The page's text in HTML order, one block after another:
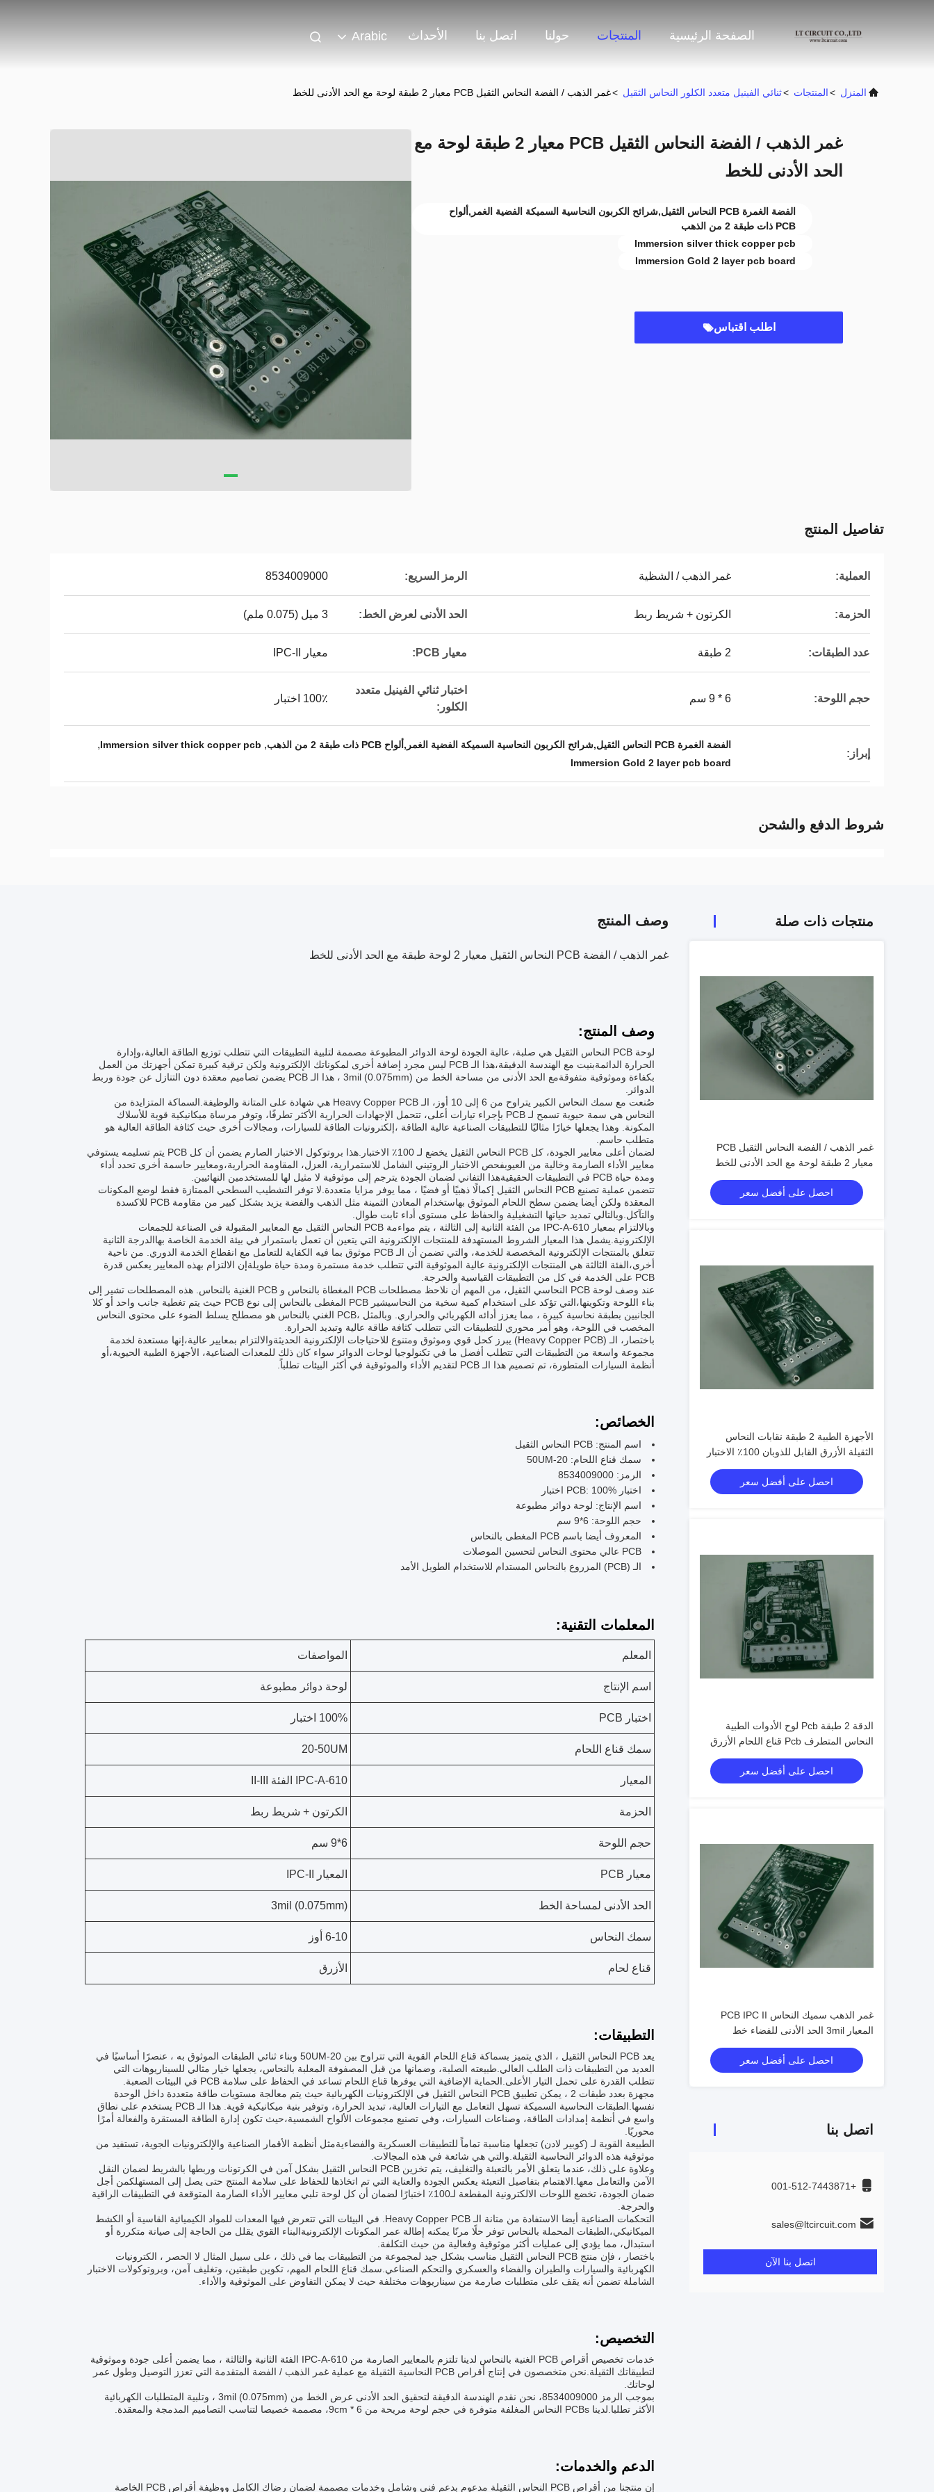
الصفحة الرئيسية المنتجات حولنا اتصل بنا الأحداث Arabic
المنزل >المنتجات >ثنائي الفينيل متعدد الكلور النحاس الثقيل >غمر الذهب / الفضة النحاس الثقيل PCB معيار 2 طبقة لوحة مع الحد الأدنى للخط
غمر الذهب / الفضة النحاس الثقيل PCB معيار 2 طبقة لوحة مع
الحد الأدنى للخط
الفضة الغمرة PCB النحاس الثقيل,شرائح الكربون النحاسية السميكة الفضية الغمر,ألواح
PCB ذات طبقة 2 من الذهب
Immersion silver thick copper pcb
Immersion Gold 2 layer pcb board
اطلب اقتباس
تفاصيل المنتج
العملية: غمر الذهب / الشظية الرمز السريع: 8534009000
الحزمة: الكرتون + شريط ربط الحد الأدنى لعرض الخط: 3 ميل (0.075 ملم)
عدد الطبقات: 2 طبقة معيار PCB: معيار IPC-II
حجم اللوحة: 6 * 9 سم
اختبار ثنائي الفينيل متعدد
الكلور:
100٪ اختبار
إبراز:
الفضة الغمرة PCB النحاس الثقيل,شرائح الكربون النحاسية السميكة الفضية الغمر,ألواح PCB ذات طبقة 2 من الذهب ,
Immersion silver thick copper pcb
,
Immersion Gold 2 layer pcb board
شروط الدفع والشحن
منتجات ذات صلة
غمر الذهب / الفضة النحاس الثقيل PCB
معيار 2 طبقة لوحة مع الحد الأدنى للخط
احصل على أفضل سعر
الأجهزة الطبية 2 طبقة نقابات النحاس
الثقيلة الأزرق القابل للذوبان 100٪ الاختبار
احصل على أفضل سعر
الدقة 2 طبقة Pcb لوح الأدوات الطبية
النحاس المتطرف Pcb قناع اللحام الأزرق
احصل على أفضل سعر
غمر الذهب سميك النحاس PCB IPC II
المعيار 3mil الحد الأدنى للفضاء خط
احصل على أفضل سعر
اتصل بنا
+001-512-7443871
sales@ltcircuit.com
اتصل بنا الآن
وصف المنتج
غمر الذهب / الفضة PCB النحاس الثقيل معيار 2 لوحة طبقة مع الحد الأدنى للخط
وصف المنتج:
لوحة PCB النحاس الثقيل هي صلبة، عالية الجودة لوحة الدوائر المطبوعة مصممة لتلبية التطبيقات التي تتطلب توزيع الطاقة العالية،وإدارة
الحرارة الدائمةبنيت مع الهندسة الدقيقة،هذا الـ PCB ليس مجرد إضافة أخرى لمكوناتك الإلكترونية ولكن ترقية كبيرة تمكن أجهزتك من العمل
بكفاءة وموثوقية متفوقةمع الحد الأدنى من مساحة الخط من 3mil (0.075mm) ، هذا الـ PCB يضمن تصاميم معقدة دون التنازل عن جودة وربط
الدوائر.
صُنعت مع سمك النحاس الكبير يتراوح من 6 إلى 10 أوز، الـ Heavy Copper PCB هي شهادة على المتانة والوظيفة.السماكة المتزايدة من
النحاس هي سمة حيوية تسمح لـ PCB بإجراء تيارات أعلى، تتحمل الإجهادات الحرارية الأكثر تطرفًا، وتوفر مرساة ميكانيكية قوية للأسلاك
المكونة. وهذا يجعلها خيارًا مثاليًا للتطبيقات الصناعية عالية الطاقة ،إلكترونيات الطاقة للسيارات، ومجالات أخرى حيث كثافة الطاقة العالية هو
متطلب حاسم.
لضمان أعلى معايير الجودة، كل PCB النحاس الثقيل يخضع لـ 100٪ الاختبار.هذا بروتوكول الاختبار الصارم يضمن أن كل PCB يتم تسليمه يستوفي
معايير الأداء الصارمة وخالية من العيوبفحص الاختبار الروتيني الشامل للاستمرارية، العزل، المقاومة الحرارية،ومعايير حاسمة أخرى تحدد أداء
ومدة حياة PCB في التطبيقات الحقيقيةهذا التفاني لضمان الجودة يترجم إلى موثوقية لا مثيل لها للمستخدمين النهائيين.
تتضمن عملية تصنيع PCB النحاس الثقيل إكمالًا ذهبيًا أو فضيًا ، مما يوفر مزايا متعددة.لا توفر التشطيب السطحي الممتازة فقط لوضع المكونات
المعقدة ولكن أيضا يضمن سطح اللحام الموثوق بهاستخدام المعادن الثمينة مثل الذهب والفضة يزيد بشكل كبير من مقاومة PCB للاكسدة
والتآكل.وبالتالي تمديد حياتها التشغيلية والحفاظ على مستوى أداء ثابت طوال.
وبالالتزام بمعيار IPC-A-610 من الفئة الثانية إلى الثالثة ، يتم مواءمة PCB النحاس الثقيل مع المعايير المقبولة في الصناعة للجمعات
الإلكترونية.يشمل هذا المعيار الشروط المستهدفة للمنتجات الإلكترونية التي يتعين أن تعمل باستمرار في بيئة الخدمة الخاصة بهاالدرجة الثانية
تتعلق بالمنتجات الإلكترونية المخصصة للخدمة، والتي تضمن أن الـ PCB موثوق بما فيه الكفاية للتعامل مع انقطاع الخدمة الدوري. من ناحية
أخرى،الفئة الثالثة هي المنتجات الإلكترونية عالية الموثوقية التي تتطلب خدمة مستمرة ومدة حياة طويلةإن الالتزام بهذه المعايير يعكس قدرة
PCB على الخدمة في كل من التطبيقات القياسية والحرجة.
عند وصف لوحة PCB النحاسي الثقيل، من المهم أن نلاحظ مصطلحات PCB المغطاة بالنحاس و PCB الغنية بالنحاس. هذه المصطلحات تشير إلى
بناء اللوحة وتكوينها،التي تؤكد على استخدام كمية سخية من النحاسيشير PCB المغطى بالنحاس إلى نوع PCB حيث يتم تغطية جانب واحد أو كلا
الجانبين بطبقة نحاسية كبيرة ، مما يعزز أدائه الكهربائي والحراري. وبالمثل ،PCB الغني بالنحاس هو مصطلح يسلط الضوء على محتوى النحاس
المخصب في اللوحة، وهو أمر محوري للتطبيقات التي تتطلب كثافة طاقة عالية وتبديد الحرارة.
باختصار، الـ (Heavy Copper PCB) يبرز كحل قوي وموثوق ومتنوع للاحتياجات الإلكترونية الحديثةوالالتزام بمعايير عالية،إنها مستعدة لخدمة
مجموعة واسعة من التطبيقات التي تتطلب أفضل ما في تكنولوجيا لوحات الدوائر سواء كان ذلك للمعدات الصناعية، الأجهزة الطبية الحيوية،أو
أنظمة السيارات المتطورة، تم تصميم هذا الـ PCB لتقديم الأداء والموثوقية في أكثر البيئات تطلباً.
الخصائص:
اسم المنتج: PCB النحاس الثقيل
سمك قناع اللحام: 20-50UM
الرمز: 8534009000
اختبار PCB: 100% اختبار
اسم الإنتاج: لوحة دوائر مطبوعة
حجم اللوحة: 6*9 سم
المعروف أيضا باسم PCB المغطى بالنحاس
PCB عالي محتوى النحاس لتحسين الموصلات
الـ (PCB) المزروع بالنحاس المستدام للاستخدام الطويل الأمد
المعلمات التقنية:
المعلم المواصفات
اسم الإنتاج لوحة دوائر مطبوعة
اختبار PCB 100% اختبار
سمك قناع اللحام 20-50UM
المعيار IPC-A-610 الفئة II-III
الحزمة الكرتون + شريط ربط
حجم اللوحة 6*9 سم
معيار PCB المعيار IPC-II
الحد الأدنى لمساحة الخط 3mil (0.075mm)
سمك النحاس 6-10 أوز
قناع لحام الأزرق
التطبيقات:
يعد PCB النحاس الثقيل ، الذي يتميز بسماكة قناع اللحام القوية التي تتراوح بين 20-50UM وبناء ثنائي الطبقات الموثوق به ، عنصرًا أساسيًا في
العديد من التطبيقات ذات الطلب العالي.طبيعته الصلبة، وضمانها من قبل المصفوفة المعلبة بالنحاس، يجعلها خيار مثالي للسيناريوهات التي
تتطلب القدرة على تحمل التيار الأعلى.الحماية الإضافية التي يوفرها قناع اللحام تساعد في الحفاظ على سلامة PCB في البيئات الصعبة.
مجهزة بعدد طبقات 2 ، يمكن تطبيق PCB النحاس الثقيل في الإلكترونيات الكهربائية حيث يتم معالجة مستويات طاقة متعددة داخل الوحدة
نفسها.الطبقات النحاسية السميكة تسهل التعامل مع التيارات العالية، تبديد الحرارة، وتوفير بنية ميكانيكية قوية. هذا الـ PCB يستخدم على نطاق
واسع في أنظمة إمدادات الطاقة، وصناعات السيارات، وفي تصنيع مجموعات الألواح الشمسية،حيث تكون إدارة الطاقة المستقرة والفعالة أمرًا
محوريًا.
الطبيعة القوية لـ (كوبير لادن) تجعلها مناسبة تماماً للتطبيقات العسكرية والفضاءيةمثل أنظمة الأقمار الصناعية والإلكترونيات الجوية، تستفيد من
موثوقية هذه الدوائر النحاسية الثقيلة.والتي هي شائعة في هذه المجالات.
وعلاوة على ذلك، عندما يتعلق الأمر بالتعبئة والتغليف، يتم تخزين PCB النحاس الثقيل بشكل آمن في الكرتونات وربطها بالشريط لضمان النقل
الآمن والتعامل معها.الاهتمام بتفاصيل التعبئة يعكس الجودة والعناية التي تم اتخاذها للحفاظ على سلامة المنتج حتى يصل إلى المستهلكمن أجل
ضمان الجودة، تخضع اللوحات الالكترونية المقطعة لـ100٪ اختبارًا لضمان أن كل لوحة تلبي معايير الأداء الصارمة المتوقعة في التطبيقات الراقية
والحرجة.
التحكمات الصناعية أيضا الاستفادة من متانة الـ Heavy Copper PCB. في البيئات التي تتعرض فيها المعدات للمواد الكيميائية القاسية أو الكشط
الميكانيكي،الطبقات المحملة بالنحاس توفر حلًا مرنًا يمكنه إطالة عمر المكونات الإلكترونيةالبناء القوي يقلل من الحاجة إلى صيانة متكررة أو
استبدال، مما يؤدي إلى عمليات أكثر موثوقية وفعالية من حيث التكلفة.
باختصار ، فإن منتج PCB النحاس الثقيل مناسب بشكل جيد لمجموعة من التطبيقات بما في ذلك ، على سبيل المثال لا الحصر ، الكترونيات
الكهربائية والسيارات والطيران والفضاء والعسكري والتحكم الصناعي.سمك قناع اللحام المهم، تكوين طبقتين، وتغليف آمن، وبروتوكولات الاختبار
الشاملة تضمن أنه يقف على متطلبات صارمة من سيناريوهات مختلفة حيث لا يمكن التفاوض على الموثوقية والأداء.
التخصيص:
خدمات تخصيص أقراص PCB الغنية بالنحاس لدينا تلتزم بالمعايير الصارمة من IPC-A-610 الفئة الثانية والثالثة ، مما يضمن أعلى جودة وموثوقية
لتطبيقاتك الثقيلة.نحن متخصصون في إنتاج أقراص PCB النحاسية الثقيلة مع عملية غمر الذهب / الفضة المتقدمة التي تعزز التوصيل وطول عمر
لوحاتك.
بموجب الرمز 8534009000، نحن نقدم الهندسة الدقيقة لتحقيق الحد الأدنى عرض الخط من 3mil (0.075mm) ، وتلبية المتطلبات الكهربائية
الأكثر تطلبا.لدينا PCBs النحاس المغلفة متوفرة في حجم لوحة مريحة من 6 * 9cm، مصممة خصيصا لتناسب التصاميم المدمجة والمعقدة.
الدعم والخدمات:
إن منتجنا من أقراص PCB النحاس الثقيلة مدعوم بدعم فني وشامل وخدمات مصممة لضمان رضاك الكامل ووظيفة أقراص PCB الخاصة